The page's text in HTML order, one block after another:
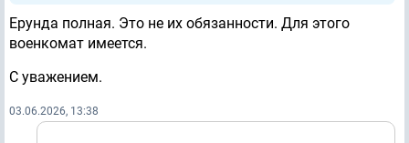
Ерунда полная. Это не их обязанности. Для этого
военкомат имеется.
С уважением.
03.06.2026, 13:38